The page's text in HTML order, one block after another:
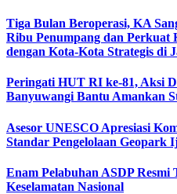
Tiga Bulan Beroperasi, KA
Ribu Penumpang dan Perkuat
dengan Kota-Kota Strategis di
Peringati HUT RI ke-81, Aksi
Banyuwangi Bantu Amankan
Asesor UNESCO Apresiasi
Standar Pengelolaan Geopark
Enam Pelabuhan ASDP
Keselamatan Nasional